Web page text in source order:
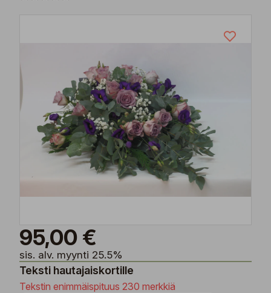
95,00 €
sis. alv. myynti 25.5%
Teksti hautajaiskortille
Tekstin enimmäispituus 230 merkkiä